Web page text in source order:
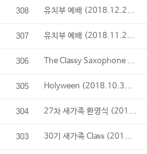
308
307
306
305
304
303